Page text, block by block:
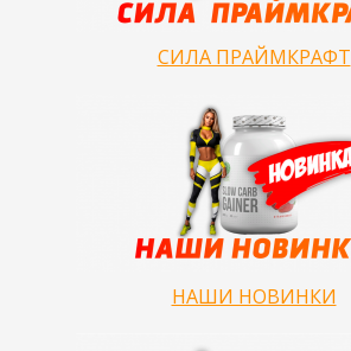
СИЛА ПРАЙМКРАФТ
НАШИ НОВИНКИ